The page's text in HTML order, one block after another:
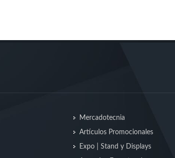
Mercadotecnia
Artículos Promocionales
Expo | Stand y Displays